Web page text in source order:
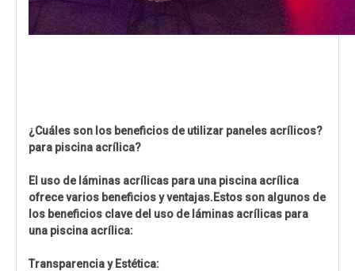
¿Cuáles son los beneficios de utilizar paneles acrílicos?
para piscina acrílica?
El uso de láminas acrílicas para una piscina acrílica
ofrece varios beneficios y ventajas.Estos son algunos de
los beneficios clave del uso de láminas acrílicas para
una piscina acrílica:
Transparencia y Estética: